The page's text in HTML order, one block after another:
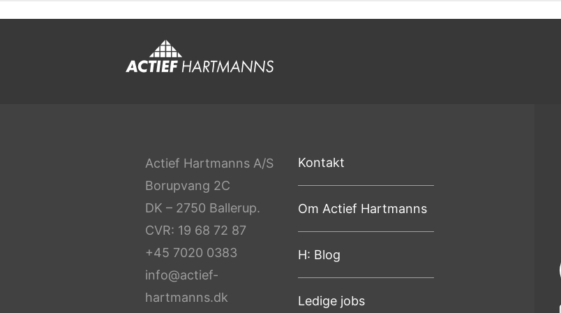
Actief Hartmanns A/S
Borupvang 2C
DK – 2750 Ballerup.
CVR: 19 68 72 87
+45 7020 0383
info@actief-
hartmanns.dk
Kontakt
Om Actief Hartmanns
H: Blog
Ledige jobs